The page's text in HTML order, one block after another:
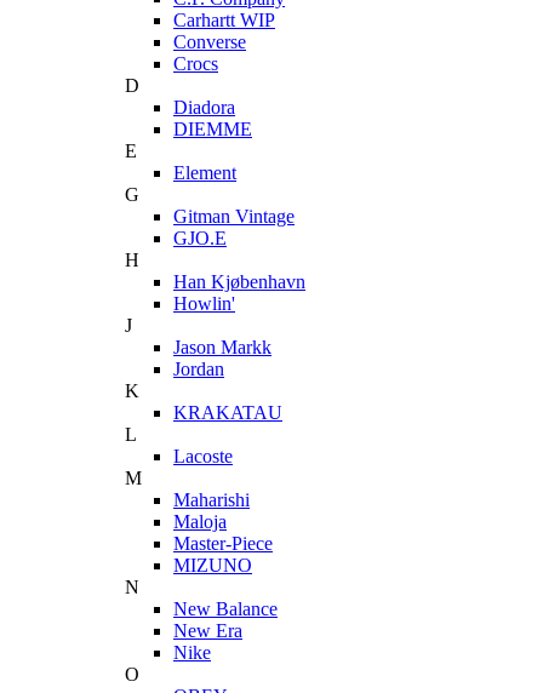
Carhartt WIP
Converse
Crocs
D
Diadora
DIEMME
E
Element
G
Gitman Vintage
GJO.E
H
Han Kjøbenhavn
Howlin'
J
Jason Markk
Jordan
K
KRAKATAU
L
Lacoste
M
Maharishi
Maloja
Master-Piece
MIZUNO
N
New Balance
New Era
Nike
O